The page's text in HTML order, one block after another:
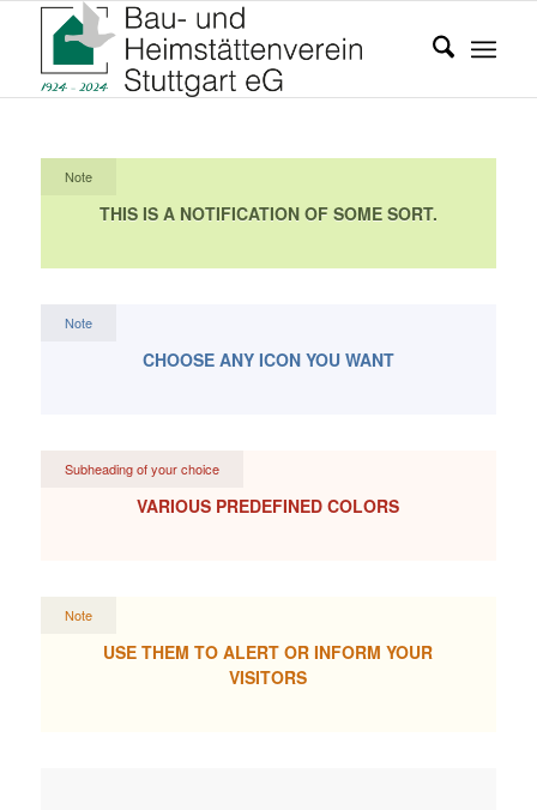
Note
THIS IS A NOTIFICATION OF SOME SORT.
Note
CHOOSE ANY ICON YOU WANT
Subheading of your choice
VARIOUS PREDEFINED COLORS
Note
USE THEM TO ALERT OR INFORM YOUR
VISITORS